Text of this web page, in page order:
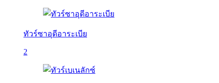
ทัวร์ซาอุดีอาระเบีย
2